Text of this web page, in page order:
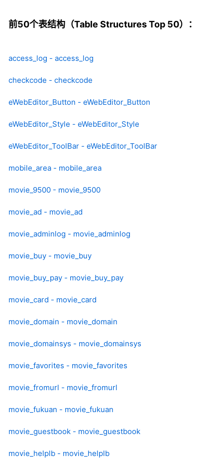
前50个表结构（Table Structures Top 50）：
access_log - access_log
checkcode - checkcode
eWebEditor_Button - eWebEditor_Button
eWebEditor_Style - eWebEditor_Style
eWebEditor_ToolBar - eWebEditor_ToolBar
mobile_area - mobile_area
movie_9500 - movie_9500
movie_ad - movie_ad
movie_adminlog - movie_adminlog
movie_buy - movie_buy
movie_buy_pay - movie_buy_pay
movie_card - movie_card
movie_domain - movie_domain
movie_domainsys - movie_domainsys
movie_favorites - movie_favorites
movie_fromurl - movie_fromurl
movie_fukuan - movie_fukuan
movie_guestbook - movie_guestbook
movie_helplb - movie_helplb